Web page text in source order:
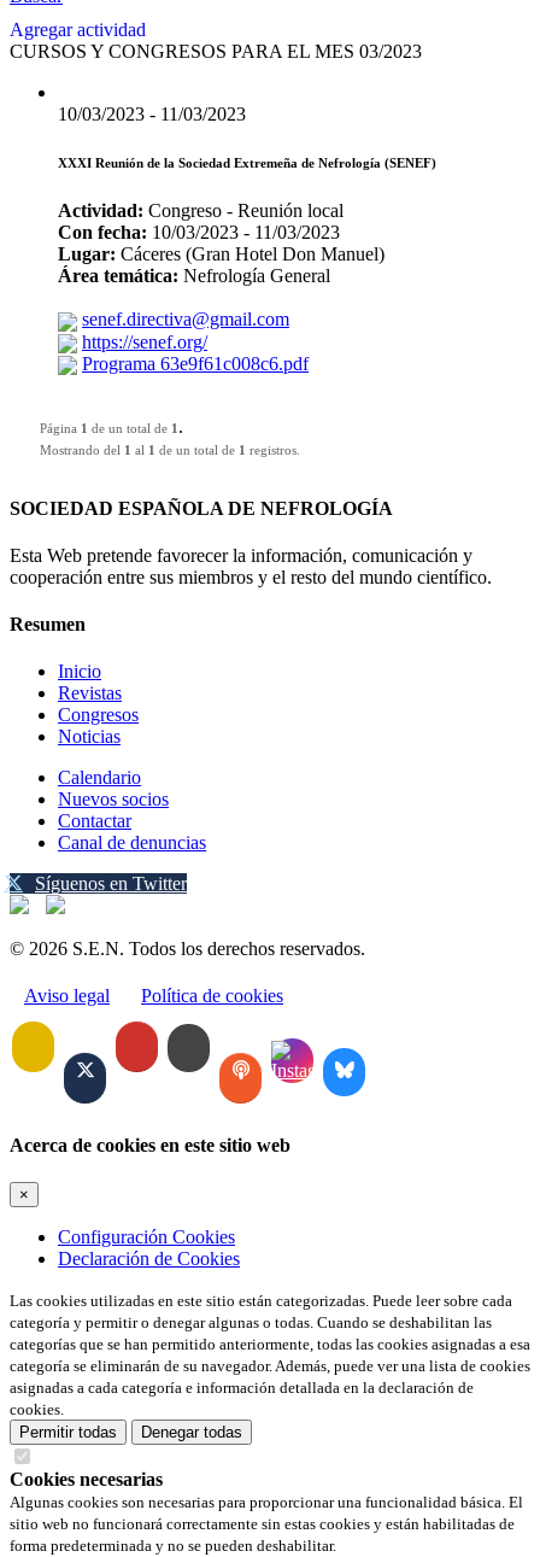
Agregar actividad
CURSOS Y CONGRESOS PARA EL MES 03/2023
10/03/2023 - 11/03/2023
XXXI Reunión de la Sociedad Extremeña de Nefrología (SENEF)
Actividad: Congreso - Reunión local
Con fecha: 10/03/2023 - 11/03/2023
Lugar: Cáceres (Gran Hotel Don Manuel)
Área temática: Nefrología General
senef.directiva@gmail.com
https://senef.org/
Programa 63e9f61c008c6.pdf
Página 1 de un total de 1 .
Mostrando del 1 al 1 de un total de 1 registros.
SOCIEDAD ESPAÑOLA DE NEFROLOGÍA
Esta Web pretende favorecer la información, comunicación y
cooperación entre sus miembros y el resto del mundo científico.
Resumen
Inicio
Revistas
Congresos
Noticias
Calendario
Nuevos socios
Contactar
Canal de denuncias
Síguenos en Twitter
© 2026 S.E.N. Todos los derechos reservados.
Aviso legal Política de cookies
Acerca de cookies en este sitio web
×
Configuración Cookies
Declaración de Cookies
Las cookies utilizadas en este sitio están categorizadas. Puede leer sobre cada
categoría y permitir o denegar algunas o todas. Cuando se deshabilitan las
categorías que se han permitido anteriormente, todas las cookies asignadas a esa
categoría se eliminarán de su navegador. Además, puede ver una lista de cookies
asignadas a cada categoría e información detallada en la declaración de
cookies.
Permitir todas
Denegar todas
Cookies necesarias
Algunas cookies son necesarias para proporcionar una funcionalidad básica. El
sitio web no funcionará correctamente sin estas cookies y están habilitadas de
forma predeterminada y no se pueden deshabilitar.